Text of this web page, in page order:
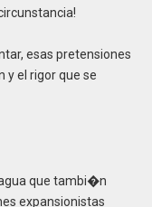
esas pretensiones
el rigor que se
que tambi�n
expansionistas